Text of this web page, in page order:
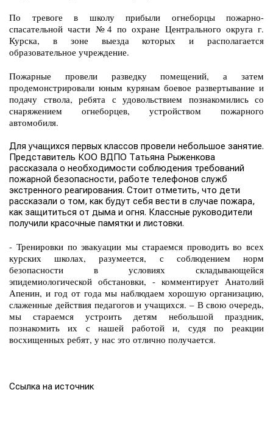
По тревоге в школу прибыли огнеборцы пожарно-
спасательной части №4 по охране Центрального округа г.
Курска, в зоне выезда которых и располагается
образовательное учреждение.
Пожарные провели разведку помещений, а затем
продемонстрировали юным курянам боевое развертывание и
подачу ствола, ребята с удовольствием познакомились со
снаряжением огнеборцев, устройством пожарного
автомобиля.
Для учащихся первых классов провели небольшое занятие.
Представитель КОО ВДПО Татьяна Рыженкова
рассказала о необходимости соблюдения требований
пожарной безопасности, работе телефонов служб
экстренного реагирования. Стоит отметить, что дети
рассказали о том, как будут себя вести в случае пожара,
как защититься от дыма и огня. Классные руководители
получили красочные памятки и листовки.
- Тренировки по эвакуации мы стараемся проводить во всех
курских школах, разумеется, с соблюдением норм
безопасности в условиях складывающейся
эпидемиологической обстановки, - комментирует Анатолий
Апенин, и год от года мы наблюдаем хорошую организацию,
слаженные действия педагогов и учащихся. – В свою очередь,
мы стараемся устроить детям небольшой праздник,
познакомить их с нашей работой и, судя по реакции
восхищенных ребят, у нас это отлично получается.
Ссылка на источник